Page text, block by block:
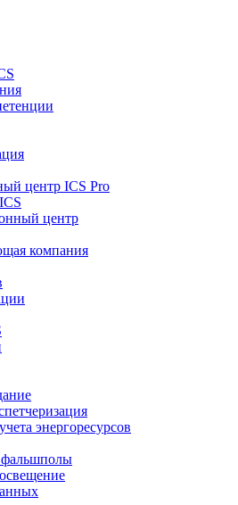
центр ICS Pro
центр
компания
энергоресурсов
фальшполы